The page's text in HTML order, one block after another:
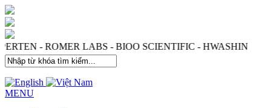
- ROMER LABS - BIOO SCIENTIFIC - HWASHIN
MENU